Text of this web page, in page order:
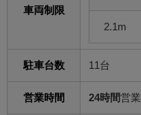
車両制限
2.1m
駐車台数 11台
営業時間 24時間営業